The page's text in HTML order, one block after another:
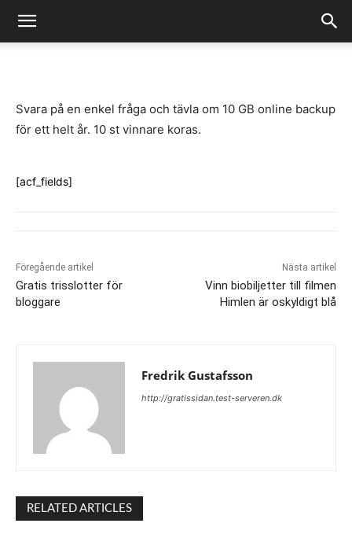
Svara på en enkel fråga och tävla om 10 GB online backup
för ett helt år. 10 st vinnare koras.
[acf_fields]
Föregående artikel
Gratis trisslotter för
bloggare
Nästa artikel
Vinn biobiljetter till filmen
Himlen är oskyldigt blå
Fredrik Gustafsson
http://gratissidan.test-serveren.dk
RELATED ARTICLES